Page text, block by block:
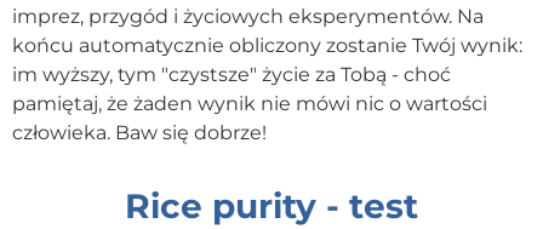
imprez, przygód i życiowych eksperymentów. Na
końcu automatycznie obliczony zostanie Twój wynik:
im wyższy, tym "czystsze" życie za Tobą - choć
pamiętaj, że żaden wynik nie mówi nic o wartości
człowieka. Baw się dobrze!
Rice purity - test